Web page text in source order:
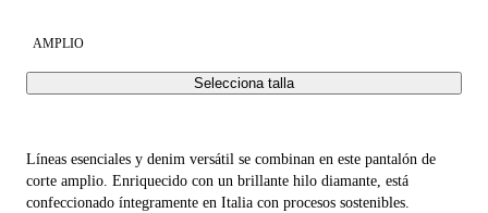
AMPLIO
Selecciona talla
Líneas esenciales y denim versátil se combinan en este pantalón de
corte amplio. Enriquecido con un brillante hilo diamante, está
confeccionado íntegramente en Italia con procesos sostenibles.